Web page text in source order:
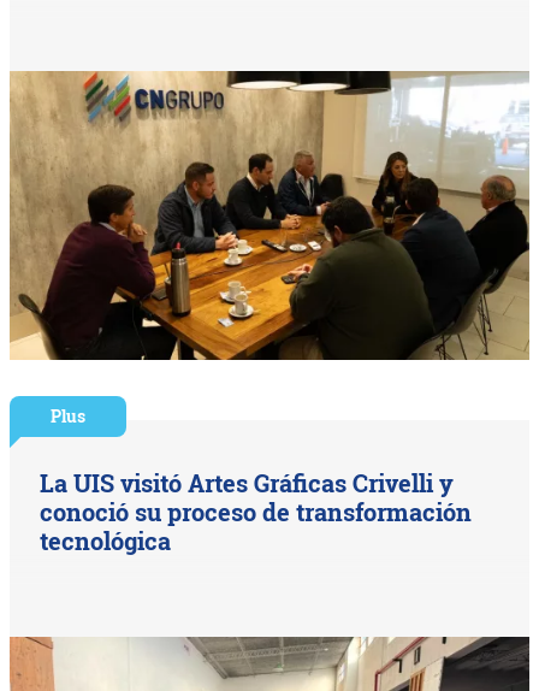
Plus
La UIS visitó Artes Gráficas Crivelli y
conoció su proceso de transformación
tecnológica